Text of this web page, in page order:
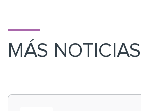
MÁS NOTICIAS